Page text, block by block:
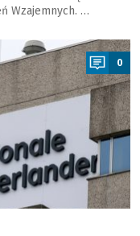
Wzajemnych. …
0